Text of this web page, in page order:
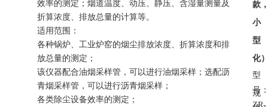
款
小
型
化
型
号
ZR-
规
效率的测定；烟道温度、动压、静压、含湿量测量及
折算浓度、排放总量的计算等。
适用范围：
各种锅炉、工业炉窑的烟尘排放浓度、折算浓度和排
放总量的测定；
该仪器配合油烟采样管，可以进行油烟采样；选配沥
青烟采样管，可以进行沥青烟采样；
各类除尘设备效率的测定；